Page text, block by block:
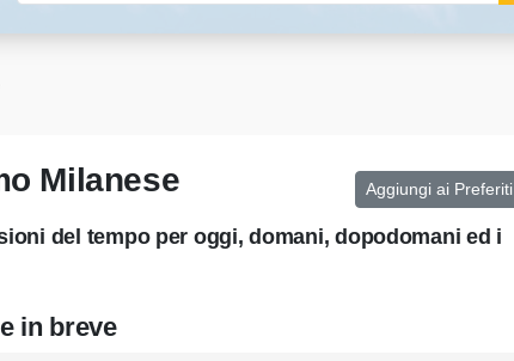
Milanese Aggiungi ai Preferiti
del tempo per oggi, domani, dopodomani ed i
in breve